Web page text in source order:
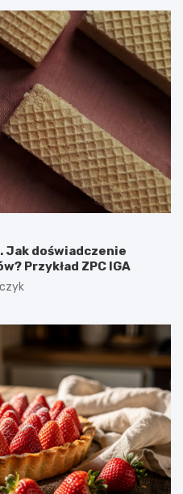
Jak doświadczenie
Przykład ZPC IGA